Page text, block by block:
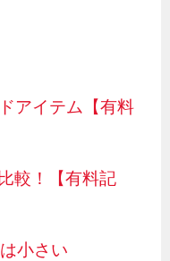
アイテム【有料
較！【有料記
小さい